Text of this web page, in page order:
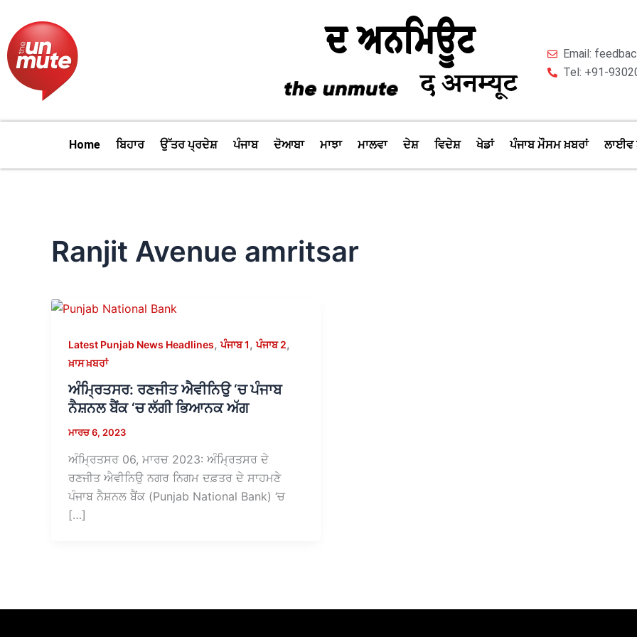
content
Email:
Tel: +91-
Home ਬਿਹਾਰ ਉੱਤਰ ਪ੍ਰਦੇਸ਼ ਪੰਜਾਬ ਦੋਆਬਾ ਮਾਝਾ ਮਾਲਵਾ ਦੇਸ਼ ਵਿਦੇਸ਼ ਖੇਡਾਂ ਪੰਜਾਬ ਮੌਸਮ ਖ਼ਬਰਾਂ ਲਾਈਵ
Ranjit Avenue amritsar
Latest Punjab News Headlines,ਪੰਜਾਬ 1,ਪੰਜਾਬ 2,
ਖ਼ਾਸ ਖ਼ਬਰਾਂ
ਅੰਮ੍ਰਿਤਸਰ: ਰਣਜੀਤ ਐਵੀਨਿਉ ‘ਚ ਪੰਜਾਬ
ਨੈਸ਼ਨਲ ਬੈਂਕ ‘ਚ ਲੱਗੀ ਭਿਆਨਕ ਅੱਗ
ਮਾਰਚ 6, 2023
ਅੰਮ੍ਰਿਤਸਰ 06, ਮਾਰਚ 2023: ਅੰਮ੍ਰਿਤਸਰ ਦੇ
ਰਣਜੀਤ ਐਵੀਨਿਉ ਨਗਰ ਨਿਗਮ ਦਫ਼ਤਰ ਦੇ ਸਾਹਮਣੇ
ਪੰਜਾਬ ਨੈਸ਼ਨਲ ਬੈਂਕ (Punjab National Bank) ‘ਚ
[…]